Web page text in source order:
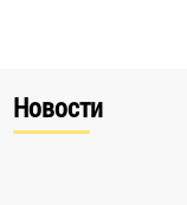
Новости